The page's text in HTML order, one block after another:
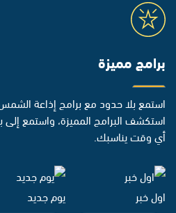
برامج مميزة
استمع بلا حدود مع برامج إذاعة
استكشف البرامج المميزة، واستمع
أي وقت يناسبك.
اول خبر
يوم جديد